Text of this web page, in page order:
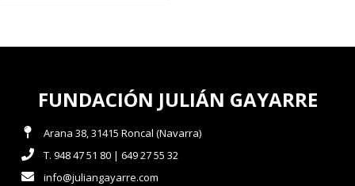
FUNDACIÓN JULIÁN GAYARRE
Arana 38, 31415 Roncal (Navarra)
T. 948 47 51 80 | 649 27 55 32
info@juliangayarre.com